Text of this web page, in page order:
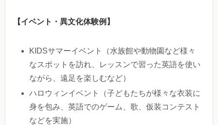
【イベント・異文化体験例】
KIDSサマーイベント（水族館や動物園など様々
なスポットを訪れ、レッスンで習った英語を使い
ながら、遠足を楽しむなど）
ハロウィンイベント（子どもたちが様々な衣装に
身を包み、英語でのゲーム、歌、仮装コンテスト
などを実施）